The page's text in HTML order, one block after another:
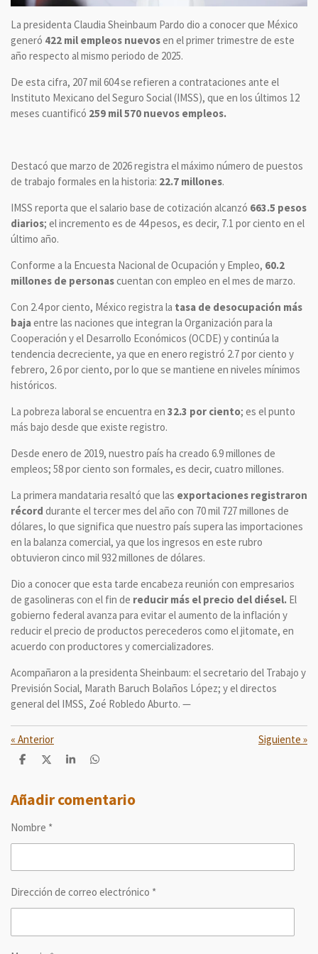
La presidenta Claudia Sheinbaum Pardo dio a conocer que México
generó 422 mil empleos nuevosen el primer trimestre de este
año respecto al mismo periodo de 2025.
De esta cifra, 207 mil 604 se refieren a contrataciones ante el
Instituto Mexicano del Seguro Social (IMSS), que en los últimos 12
meses cuantificó 259 mil 570 nuevos empleos.
Destacó que marzo de 2026 registra el máximo número de puestos
de trabajo formales en la historia: 22.7 millones.
IMSS reporta que el salario base de cotización alcanzó 663.5 pesos
diarios; el incremento es de 44 pesos, es decir, 7.1 por ciento en el
último año.
Conforme a la Encuesta Nacional de Ocupación y Empleo, 60.2
millones de personascuentan con empleo en el mes de marzo.
Con 2.4 por ciento, México registra la tasa de desocupación más
bajaentre las naciones que integran la Organización para la
Cooperación y el Desarrollo Económicos (OCDE) y continúa la
tendencia decreciente, ya que en enero registró 2.7 por ciento y
febrero, 2.6 por ciento, por lo que se mantiene en niveles mínimos
históricos.
La pobreza laboral se encuentra en 32.3 por ciento; es el punto
más bajo desde que existe registro.
Desde enero de 2019, nuestro país ha creado 6.9 millones de
empleos; 58 por ciento son formales, es decir, cuatro millones.
La primera mandataria resaltó que las exportaciones registraron
récord durante el tercer mes del año con 70 mil 727 millones de
dólares, lo que significa que nuestro país supera las importaciones
en la balanza comercial, ya que los ingresos en este rubro
obtuvieron cinco mil 932 millones de dólares.
Dio a conocer que esta tarde encabeza reunión con empresarios
de gasolineras con el fin de reducir más el precio del diésel. El
gobierno federal avanza para evitar el aumento de la inflación y
reducir el precio de productos perecederos como el jitomate, en
acuerdo con productores y comercializadores.
Acompañaron a la presidenta Sheinbaum: el secretario del Trabajo y
Previsión Social, Marath Baruch Bolaños López; y el directos
general del IMSS, Zoé Robledo Aburto. —
« Anterior Siguiente »
C
p
a
t
C
p
a
C
p
a
C
p
a
Añadir comentario
Nombre *
Dirección de correo electrónico *